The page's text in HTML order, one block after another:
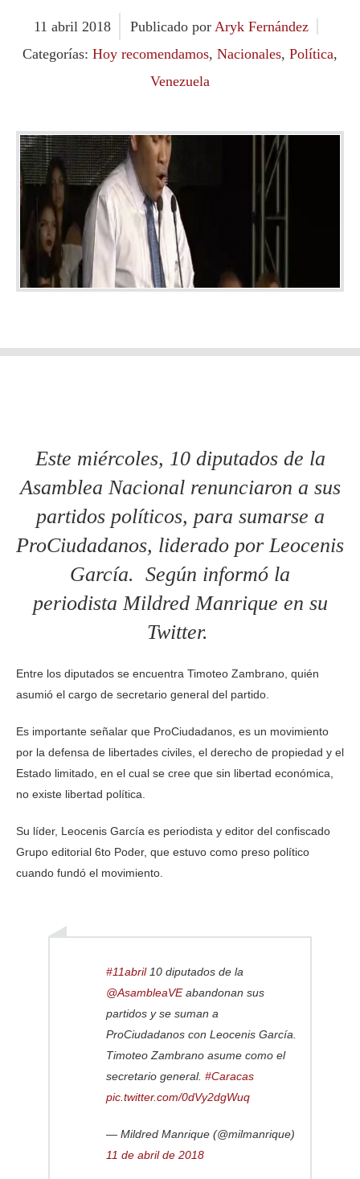
11 abril 2018 Publicado por Aryk Fernández
Categorías: Hoy recomendamos, Nacionales, Política,
Venezuela
Este miércoles, 10 diputados de la
Asamblea Nacional renunciaron a sus
partidos políticos, para sumarse a
ProCiudadanos, liderado por Leocenis
García. Según informó la
periodista Mildred Manrique en su
Twitter.
Entre los diputados se encuentra Timoteo Zambrano, quién
asumió el cargo de secretario general del partido.
Es importante señalar que ProCiudadanos, es un movimiento
por la defensa de libertades civiles, el derecho de propiedad y el
Estado limitado, en el cual se cree que sin libertad económica,
no existe libertad política.
Su líder, Leocenis García es periodista y editor del confiscado
Grupo editorial 6to Poder, que estuvo como preso político
cuando fundó el movimiento.
#11abril10 diputados de la
@AsambleaVEabandonan sus
partidos y se suman a
ProCiudadanos con Leocenis García.
Timoteo Zambrano asume como el
secretario general. #Caracas
pic.twitter.com/0dVy2dgWuq
— Mildred Manrique (@milmanrique)
11 de abril de 2018